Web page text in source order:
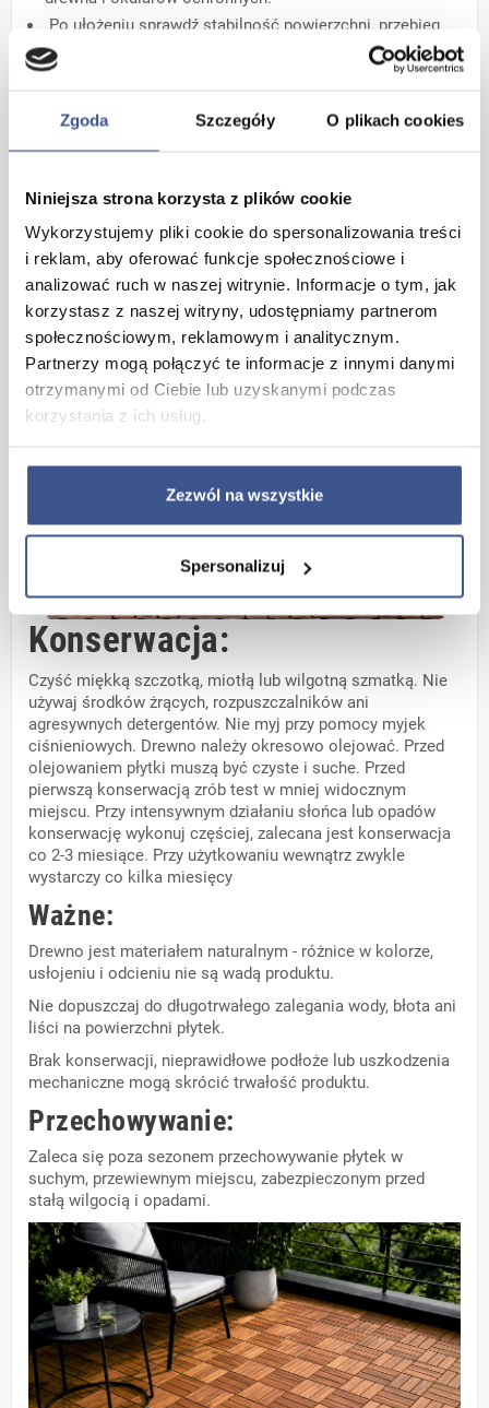
Zgoda Szczegóły O plikach cookies
Niniejsza strona korzysta z plików cookie
Wykorzystujemy pliki cookie do spersonalizowania treści
i reklam, aby oferować funkcje społecznościowe i
analizować ruch w naszej witrynie. Informacje o tym, jak
korzystasz z naszej witryny, udostępniamy partnerom
społecznościowym, reklamowym i analitycznym.
Partnerzy mogą połączyć te informacje z innymi danymi
otrzymanymi od Ciebie lub uzyskanymi podczas
korzystania z ich usług.
Zezwól na wszystkie
Spersonalizuj
Po ułożeniu sprawdź stabilność powierzchni, przebieg
szczelin i drożność odpływu wody. W razie potrzeby
popraw spasowanie modułów
System zatrzaskowy łączący
elementy
Konserwacja:
Czyść miękką szczotką, miotłą lub wilgotną szmatką. Nie
używaj środków żrących, rozpuszczalników ani
agresywnych detergentów. Nie myj przy pomocy myjek
ciśnieniowych. Drewno należy okresowo olejować. Przed
olejowaniem płytki muszą być czyste i suche. Przed
pierwszą konserwacją zrób test w mniej widocznym
miejscu. Przy intensywnym działaniu słońca lub opadów
konserwację wykonuj częściej, zalecana jest konserwacja
co 2-3 miesiące. Przy użytkowaniu wewnątrz zwykle
wystarczy co kilka miesięcy
Ważne:
Drewno jest materiałem naturalnym - różnice w kolorze,
usłojeniu i odcieniu nie są wadą produktu.
Nie dopuszczaj do długotrwałego zalegania wody, błota ani
liści na powierzchni płytek.
Brak konserwacji, nieprawidłowe podłoże lub uszkodzenia
mechaniczne mogą skrócić trwałość produktu.
Przechowywanie:
Zaleca się poza sezonem przechowywanie płytek w
suchym, przewiewnym miejscu, zabezpieczonym przed
stałą wilgocią i opadami.